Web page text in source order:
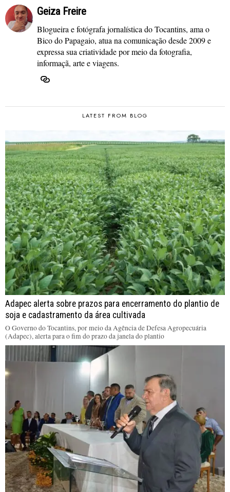
Geiza Freire
Blogueira e fotógrafa jornalística do Tocantins, ama o
Bico do Papagaio, atua na comunicação desde 2009 e
expressa sua criatividade por meio da fotografia,
informaçã, arte e viagens.
LATEST FROM BLOG
Adapec alerta sobre prazos para encerramento do plantio de
soja e cadastramento da área cultivada
O Governo do Tocantins, por meio da Agência de Defesa Agropecuária
(Adapec), alerta para o fim do prazo da janela do plantio